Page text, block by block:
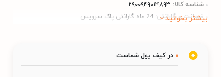
شناسه کالا: ۲۹۰۰۹۴۹۰۱۴۸۹۳
ضمانت و گارانتی: 24 ماه گارانتی پاک سرویس بیشتر بخوانید
0 در کیف پول شماست